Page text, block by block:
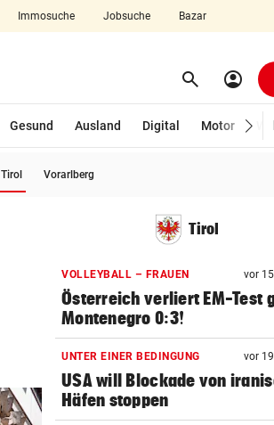
Immosuche Jobsuche Bazar
search Suchen
account_circle
Gesund Ausland Digital Motor
Tirol Vorarlberg
Tirol
VOLLEYBALL – FRAUEN vor
Österreich verliert EM-Test
Montenegro 0:3!
UNTER EINER BEDINGUNG vor
USA will Blockade von
Häfen stoppen